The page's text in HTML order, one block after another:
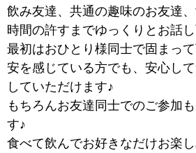
飲み友達、共通の趣味のお友達
時間の許すまでゆっくりとお話
最初はおひとり様同士で固まっ
安を感じている方でも、安心し
していただけます♪
もちろんお友達同士でのご参加
す♪
食べて飲んでお好きなだけお楽